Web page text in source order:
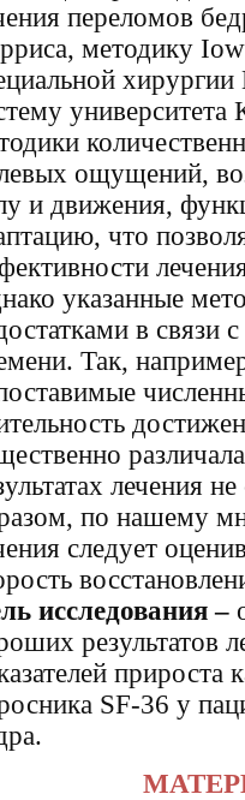
переломов
методику
ощущений,
и движения,
что
указанные
в связи
Так,
лечения
по нашему
следует
исследования –
результатов
прироста
SF-36 у